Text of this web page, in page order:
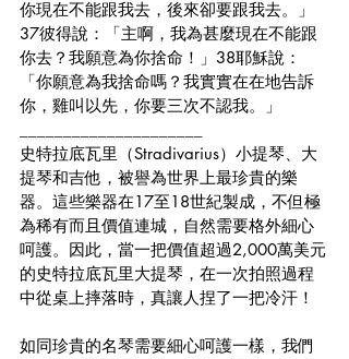
你現在不能跟我去，後來卻要跟我去。」
37彼得說：「主啊，我為甚麼現在不能跟
你去？我願意為你捨命！」38耶穌說：
「你願意為我捨命嗎？我實實在在地告訴
你，雞叫以先，你要三次不認我。」
史特拉底瓦里（Stradivarius）小提琴、大
提琴和吉他，被譽為世界上最珍貴的樂
器。這些樂器在17至18世紀製成，不但極
為稀有而且價值連城，自然需要格外細心
呵護。因此，當一把價值超過2,000萬美元
的史特拉底瓦里大提琴，在一次拍照過程
中從桌上摔落時，真讓人捏了一把冷汗！
如同珍貴的名琴需要細心呵護一樣，我們